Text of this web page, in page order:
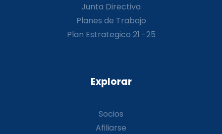
Junta Directiva
Planes de Trabajo
Plan Estrategico 21 -25
Explorar
Socios
Afiliarse